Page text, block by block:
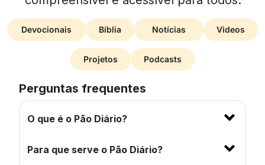
Devocionais Bíblia Notícias Videos
Projetos Podcasts
Perguntas frequentes
O que é o Pão Diário?
Para que serve o Pão Diário?